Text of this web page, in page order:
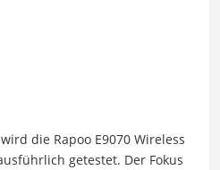
die Rapoo E9070 Wireless
getestet. Der Fokus